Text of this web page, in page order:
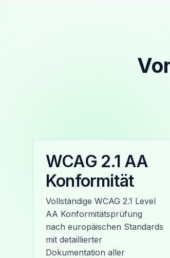
WCAG 2.1 AA
Konformität
Vollständige WCAG 2.1 Level
AA Konformitätsprüfung
nach europäischen Standards
mit detaillierter
Dokumentation aller